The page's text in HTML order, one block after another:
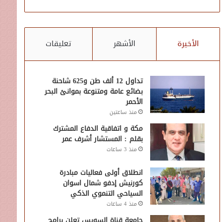
الأخيرة الأشهر تعليقات
تداول 12 ألف طن و625 شاحنة
بضائع عامة ومتنوعة بموانئ البحر
الأحمر
منذ ساعتين
مكة و اتفاقية الدفاع المشترك
بقلم : المستشار أشرف عمر
منذ 3 ساعات
انطلاق أولى فعاليات مبادرة
كورنيش إدفو شمال اسوان
السياحي التنموي الذكي
منذ 4 ساعات